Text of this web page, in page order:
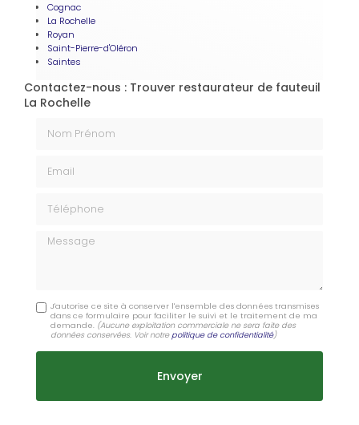
Cognac
La Rochelle
Royan
Saint-Pierre-d'Oléron
Saintes
Contactez-nous : Trouver restaurateur de fauteuil
La Rochelle
Message
J'autorise ce site à conserver l'ensemble des données transmises
dans ce formulaire pour faciliter le suivi et le traitement de ma
demande. (Aucune exploitation commerciale ne sera faite des
données conservées. Voir notrepolitique de confidentialité)